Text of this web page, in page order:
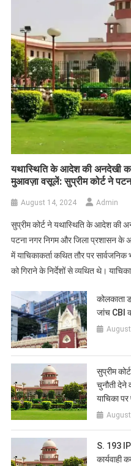
यथास्थिति के आदेश की अनदेखी कर
मुआवज़ा वसूलें: सुप्रीम कोर्ट ने
August 14, 2024 Admin
सुप्रीम कोर्ट ने यथास्थिति के आदेश की
पटना नगर निगम और जिला प्रशासन के
में याचिकाकर्ता कथित तौर पर सार्वजनिक
को गिराने के निर्देशों से व्यथित थे।
कोलकाता
जांच CBI
सुप्रीम
चुनौती देने
याचिका
S. 193
कार्यवाही